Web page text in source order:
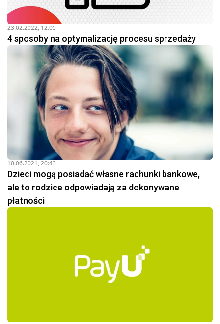
23.02.2022, 12:05
4 sposoby na optymalizację procesu sprzedaży
10.06.2021, 20:43
Dzieci mogą posiadać własne rachunki bankowe,
ale to rodzice odpowiadają za dokonywane
płatności